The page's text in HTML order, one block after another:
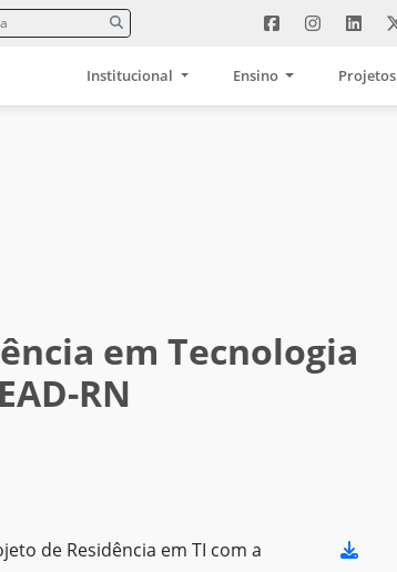
Institucional Ensino Projetos
em Tecnologia
RN
de Residência em TI com a